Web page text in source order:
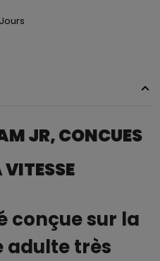
JR, CONCUES
VITESSE
conçue sur la
adulte très